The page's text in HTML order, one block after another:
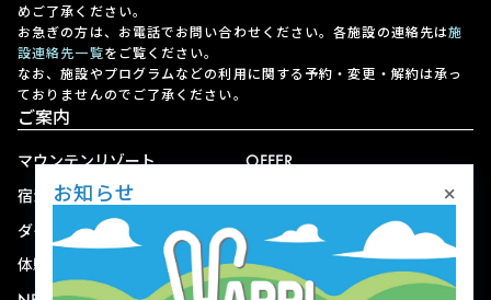
めご了承ください。
お急ぎの方は、お電話でお問い合わせください。各施設の連絡先は施
設連絡先一覧をご覧ください。
なお、施設やプログラムなどの利用に関する予約・変更・解約は承っ
ておりませんのでご了承ください。
ご案内
マウンテンリゾート
宿泊
ダイニング
体験
OFFER
ショップ
お知らせ ×